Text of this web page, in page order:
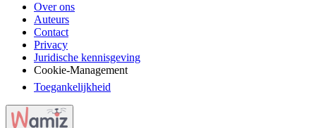
Over ons
Auteurs
Contact
Privacy
Juridische kennisgeving
Cookie-Management
Toegankelijkheid